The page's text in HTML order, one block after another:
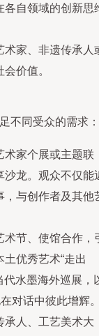
各自领域的创新思
术家、非遗传承人
价值。
不同受众的需求：
术家个展或主题联
沙龙。观众不仅能
，与创作者及其他
术节、使馆合作，
优秀艺术“走出
代水墨海外巡展，
对话中彼此增辉
承人、工艺美术大